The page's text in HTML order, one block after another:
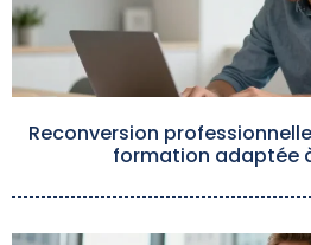
Reconversion
formation adaptée